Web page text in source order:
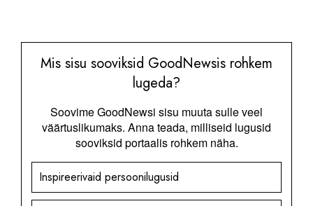
Mis sisu sooviksid GoodNewsis rohkem
lugeda?
Soovime GoodNewsi sisu muuta sulle veel
väärtuslikumaks. Anna teada, milliseid lugusid
sooviksid portaalis rohkem näha.
Inspireerivaid persoonilugusid